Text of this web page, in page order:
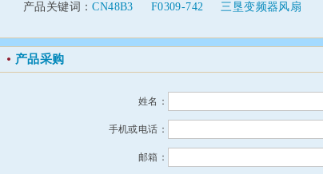
产品关键词：CN48B3 F0309-742 三垦变频器风扇
产品采购
姓名：
手机或电话：
邮箱：